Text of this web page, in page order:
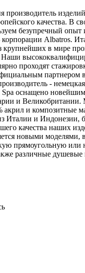
производитель
качества. В
безупречный опыт
Albatros.
крупнейших в мире
Наши
проходят
партнером
-
оснащено
и Великобритании.
акрил и композитные
Италии и Индонезии,
качества наших
новыми моделями,
прямоугольную или
различные